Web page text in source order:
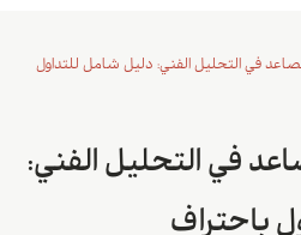
في التحليل الفني: دليل شامل للتداول
في التحليل الفني:
باحتراف